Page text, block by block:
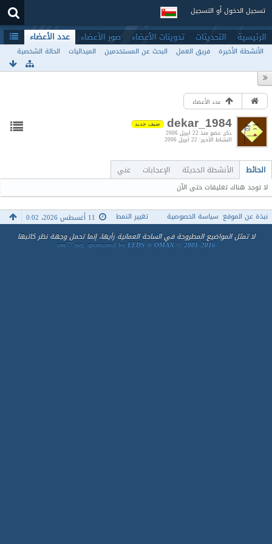
تسجيل الدخول أو التسجيل
الرئيسية التحديثات تدوينات الأعضاء صور الأعضاء عدد الأعضاء
الأنشطة الأخيرة فريق العمل البحث عن المستخدمين الميداليات الحالة الشخصية
عدد الأعضاء
dekar_1984 ضيف جديد
ذكر عضو منذ 22 أبريل 2006
النشاط الأخير 22 أبريل 2006
الحائط الأنشطة الحديثة الإعجابات عني
لا توجد هناك تعليقات حتى الآن
نبذة عن الموقع سياسة الخصوصية 11 أغسطس 2026، 0:02
تغيير النمط
لا تمثل المواضيع المطروحة في الساحة العمانية رأيها، إنما تحمل وجهة نظر كاتبها
om77.net, sponsored byEEDS ® OMAN © 2001-2016